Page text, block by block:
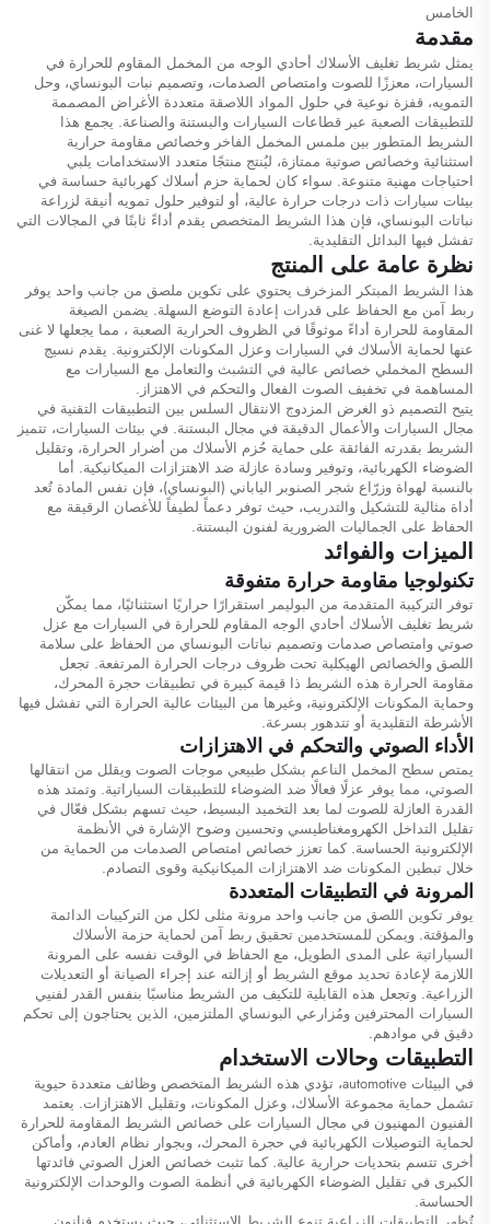
الخامس
مقدمة
يمثل شريط تغليف الأسلاك أحادي الوجه من المخمل المقاوم للحرارة في
السيارات، معززًا للصوت وامتصاص الصدمات، وتصميم نبات البونساي، وحل
التمويه، قفزة نوعية في حلول المواد اللاصقة متعددة الأغراض المصممة
للتطبيقات الصعبة عبر قطاعات السيارات والبستنة والصناعة. يجمع هذا
الشريط المتطور بين ملمس المخمل الفاخر وخصائص مقاومة حرارية
استثنائية وخصائص صوتية ممتازة، ليُنتج منتجًا متعدد الاستخدامات يلبي
احتياجات مهنية متنوعة. سواء كان لحماية حزم أسلاك كهربائية حساسة في
بيئات سيارات ذات درجات حرارة عالية، أو لتوفير حلول تمويه أنيقة لزراعة
نباتات البونساي، فإن هذا الشريط المتخصص يقدم أداءً ثابتًا في المجالات التي
تفشل فيها البدائل التقليدية.
نظرة عامة على المنتج
هذا الشريط المبتكر المزخرف يحتوي على تكوين ملصق من جانب واحد يوفر
ربط آمن مع الحفاظ على قدرات إعادة التوضع السهلة. يضمن الصيغة
المقاومة للحرارة أداءً موثوقًا في الظروف الحرارية الصعبة ، مما يجعلها لا غنى
عنها لحماية الأسلاك في السيارات وعزل المكونات الإلكترونية. يقدم نسيج
السطح المخملي خصائص عالية في التشبث والتعامل مع السيارات مع
المساهمة في تخفيف الصوت الفعال والتحكم في الاهتزاز.
يتيح التصميم ذو الغرض المزدوج الانتقال السلس بين التطبيقات التقنية في
مجال السيارات والأعمال الدقيقة في مجال البستنة. في بيئات السيارات، تتميز
الشريط بقدرته الفائقة على حماية حُزم الأسلاك من أضرار الحرارة، وتقليل
الضوضاء الكهربائية، وتوفير وسادة عازلة ضد الاهتزازات الميكانيكية. أما
بالنسبة لهواة وزرّاع شجر الصنوبر الياباني (البونساي)، فإن نفس المادة تُعد
أداة مثالية للتشكيل والتدريب، حيث توفر دعماً لطيفاً للأغصان الرقيقة مع
الحفاظ على الجماليات الضرورية لفنون البستنة.
الميزات والفوائد
تكنولوجيا مقاومة حرارة متفوقة
توفر التركيبة المتقدمة من البوليمر استقرارًا حراريًا استثنائيًا، مما يمكّن
شريط تغليف الأسلاك أحادي الوجه المقاوم للحرارة في السيارات مع عزل
صوتي وامتصاص صدمات وتصميم نباتات البونساي من الحفاظ على سلامة
اللصق والخصائص الهيكلية تحت ظروف درجات الحرارة المرتفعة. تجعل
مقاومة الحرارة هذه الشريط ذا قيمة كبيرة في تطبيقات حجرة المحرك،
وحماية المكونات الإلكترونية، وغيرها من البيئات عالية الحرارة التي تفشل فيها
الأشرطة التقليدية أو تتدهور بسرعة.
الأداء الصوتي والتحكم في الاهتزازات
يمتص سطح المخمل الناعم بشكل طبيعي موجات الصوت ويقلل من انتقالها
الصوتي، مما يوفر عزلًا فعالًا ضد الضوضاء للتطبيقات السياراتية. وتمتد هذه
القدرة العازلة للصوت لما بعد التخميد البسيط، حيث تسهم بشكل فعّال في
تقليل التداخل الكهرومغناطيسي وتحسين وضوح الإشارة في الأنظمة
الإلكترونية الحساسة. كما تعزز خصائص امتصاص الصدمات من الحماية من
خلال تبطين المكونات ضد الاهتزازات الميكانيكية وقوى التصادم.
المرونة في التطبيقات المتعددة
يوفر تكوين اللصق من جانب واحد مرونة مثلى لكل من التركيبات الدائمة
والمؤقتة. ويمكن للمستخدمين تحقيق ربط آمن لحماية حزمة الأسلاك
السياراتية على المدى الطويل، مع الحفاظ في الوقت نفسه على المرونة
اللازمة لإعادة تحديد موقع الشريط أو إزالته عند إجراء الصيانة أو التعديلات
الزراعية. وتجعل هذه القابلية للتكيف من الشريط مناسبًا بنفس القدر لفنيي
السيارات المحترفين ومُزارعي البونساي الملتزمين، الذين يحتاجون إلى تحكم
دقيق في موادهم.
التطبيقات وحالات الاستخدام
في البيئات automotive، تؤدي هذه الشريط المتخصص وظائف متعددة حيوية
تشمل حماية مجموعة الأسلاك، وعزل المكونات، وتقليل الاهتزازات. يعتمد
الفنيون المهنيون في مجال السيارات على خصائص الشريط المقاومة للحرارة
لحماية التوصيلات الكهربائية في حجرة المحرك، وبجوار نظام العادم، وأماكن
أخرى تتسم بتحديات حرارية عالية. كما تثبت خصائص العزل الصوتي فائدتها
الكبرى في تقليل الضوضاء الكهربائية في أنظمة الصوت والوحدات الإلكترونية
الحساسة.